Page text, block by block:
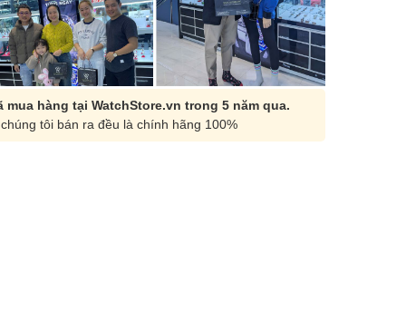
mua hàng tại WatchStore.vn trong 5 năm qua.
tôi bán ra đều là chính hãng 100%